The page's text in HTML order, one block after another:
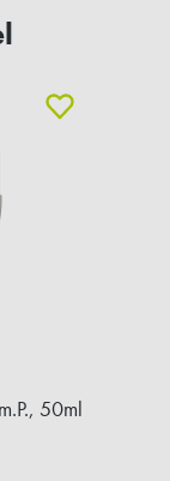
50ml